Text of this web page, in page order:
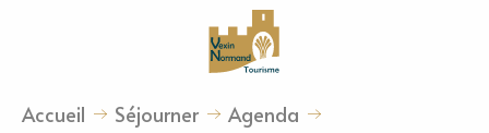
Accueil Séjourner
Agenda